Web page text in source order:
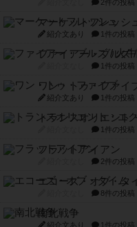
2件の投稿
マーケットフレッシュ
紹介文あり 1件の投稿
ファイアー・ブルズ
1件の投稿
ワン・トゥ・ファイ
紹介文あり 1件の投稿
トランスオリエント
1件の投稿
フラットアイアン
2件の投稿
エコーズ・オブ・タ
8件の投稿
南北戦争
紹介文あり 1件の投稿